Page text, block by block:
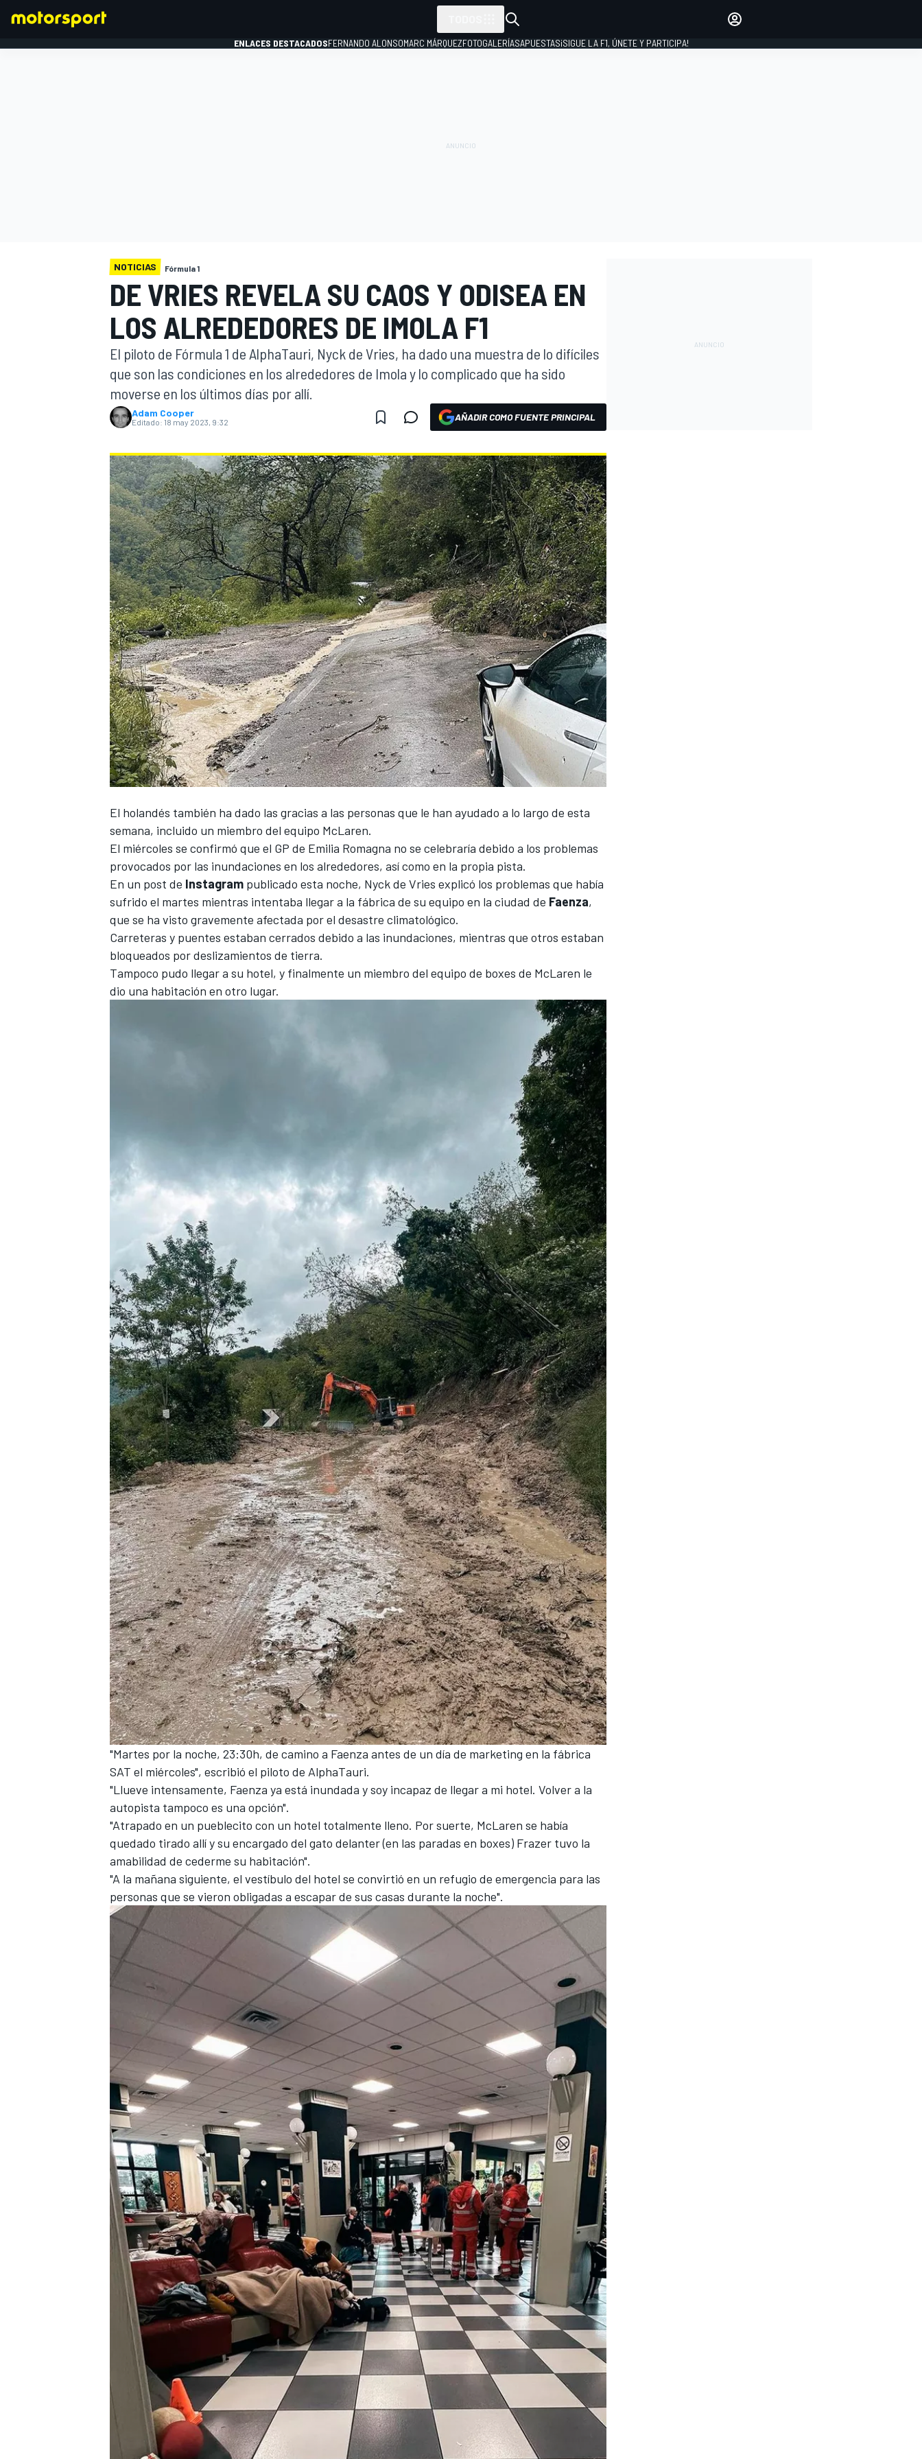
WEC FÓRMULA E
MÁS CATEGORÍAS
ENLACES DESTACADOSFERNANDO ALONSOMARC MÁRQUEZFOTOGALERÍASAPUESTAS¡SIGUE LA F1, ÚNETE Y PARTICIPA!
NOTICIAS Fórmula 1
DE VRIES REVELA SU CAOS Y ODISEA EN
LOS ALREDEDORES DE IMOLA F1
El piloto de Fórmula 1 de AlphaTauri, Nyck de Vries, ha dado una muestra de lo difíciles
que son las condiciones en los alrededores de Imola y lo complicado que ha sido
moverse en los últimos días por allí.
Adam Cooper
Editado: 18 may 2023, 9:32 AÑADIR COMO FUENTE PRINCIPAL
El holandés también ha dado las gracias a las personas que le han ayudado a lo largo de esta
semana, incluido un miembro del equipo McLaren.
El miércoles se confirmó que el GP de Emilia Romagna no se celebraría debido a los problemas
provocados por las inundaciones en los alrededores, así como en la propia pista.
En un post de Instagram publicado esta noche, Nyck de Vries explicó los problemas que había
sufrido el martes mientras intentaba llegar a la fábrica de su equipo en la ciudad de Faenza,
que se ha visto gravemente afectada por el desastre climatológico.
Carreteras y puentes estaban cerrados debido a las inundaciones, mientras que otros estaban
bloqueados por deslizamientos de tierra.
Tampoco pudo llegar a su hotel, y finalmente un miembro del equipo de boxes de McLaren le
dio una habitación en otro lugar.
"Martes por la noche, 23:30h, de camino a Faenza antes de un día de marketing en la fábrica
SAT el miércoles", escribió el piloto de AlphaTauri.
"Llueve intensamente, Faenza ya está inundada y soy incapaz de llegar a mi hotel. Volver a la
autopista tampoco es una opción".
"Atrapado en un pueblecito con un hotel totalmente lleno. Por suerte, McLaren se había
quedado tirado allí y su encargado del gato delanter (en las paradas en boxes) Frazer tuvo la
amabilidad de cederme su habitación".
"A la mañana siguiente, el vestíbulo del hotel se convirtió en un refugio de emergencia para las
personas que se vieron obligadas a escapar de sus casas durante la noche".